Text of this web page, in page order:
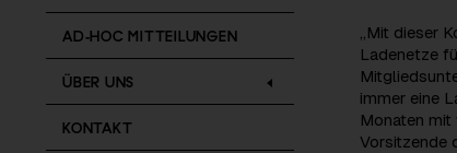
AD-HOC MITTEILUNGEN
ÜBER UNS
KONTAKT
„Mit dieser
Ladenetze
immer eine
Monaten mit
Vorsitzende